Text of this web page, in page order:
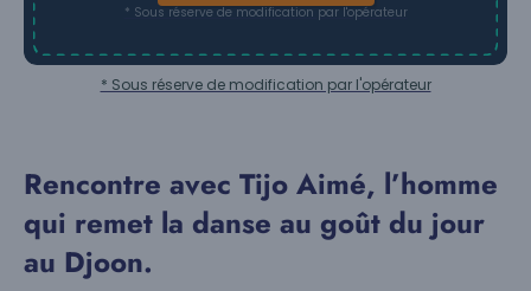
* Sous réserve de modification par l'opérateur
* Sous réserve de modification par l'opérateur
Rencontre avec Tijo Aimé, l’homme
qui remet la danse au goût du jour
au Djoon.